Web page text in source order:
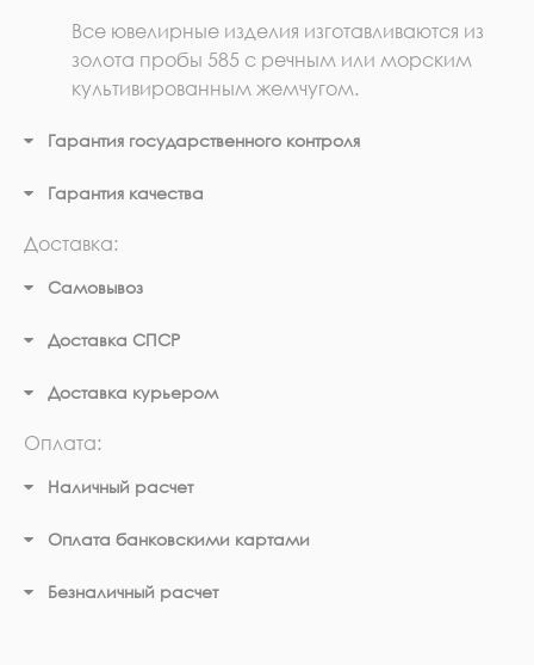
Все ювелирные изделия изготавливаются из
золота пробы 585 с речным или морским
культивированным жемчугом.
Гарантия государственного контроля
Гарантия качества
Доставка:
Самовывоз
Доставка СПСР
Доставка курьером
Оплата:
Наличный расчет
Оплата банковскими картами
Безналичный расчет